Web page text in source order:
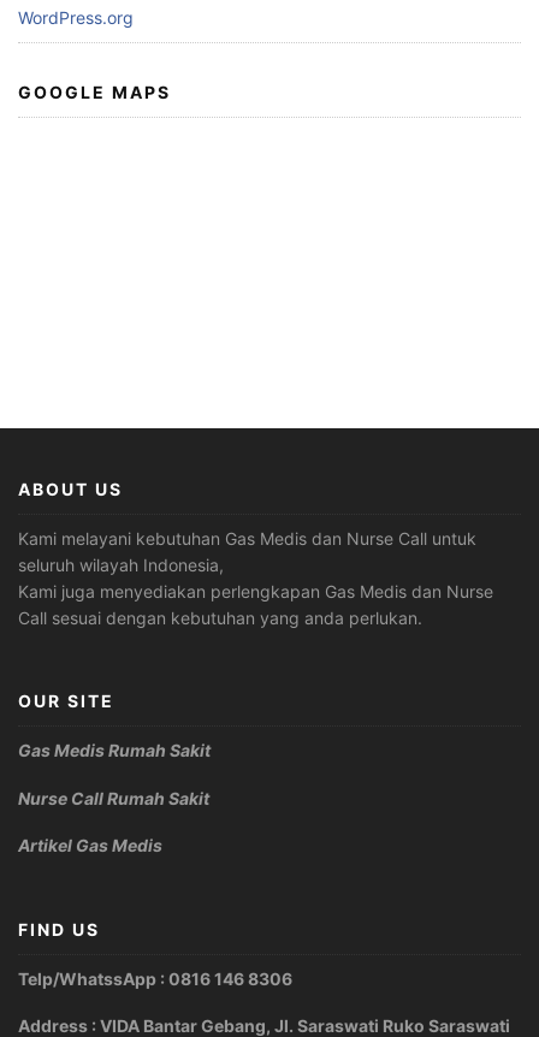
WordPress.org
GOOGLE MAPS
ABOUT US
Kami melayani kebutuhan Gas Medis dan Nurse Call untuk
seluruh wilayah Indonesia,
Kami juga menyediakan perlengkapan Gas Medis dan Nurse
Call sesuai dengan kebutuhan yang anda perlukan.
OUR SITE
Gas Medis Rumah Sakit
Nurse Call Rumah Sakit
Artikel Gas Medis
FIND US
Telp/WhatssApp : 0816 146 8306
Address : VIDA Bantar Gebang, Jl. Saraswati Ruko Saraswati